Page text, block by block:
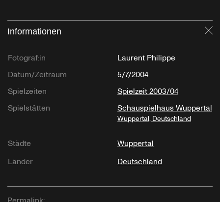
Informationen
Fotograf:in
Laurent Philippe
Datum/Zeitraum
5/7/2004
Spielzeiten
Spielzeit 2003/04
Spielstätten
Schauspielhaus Wuppertal
Wuppertal, Deutschland
Städte
Wuppertal
Länder
Deutschland